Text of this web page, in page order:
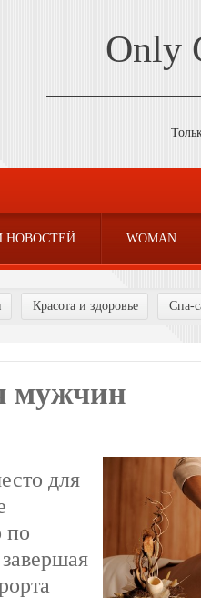
Only
НОВОСТЕЙ WOMAN
Красота и здоровье Спа-
мужчин
для
по